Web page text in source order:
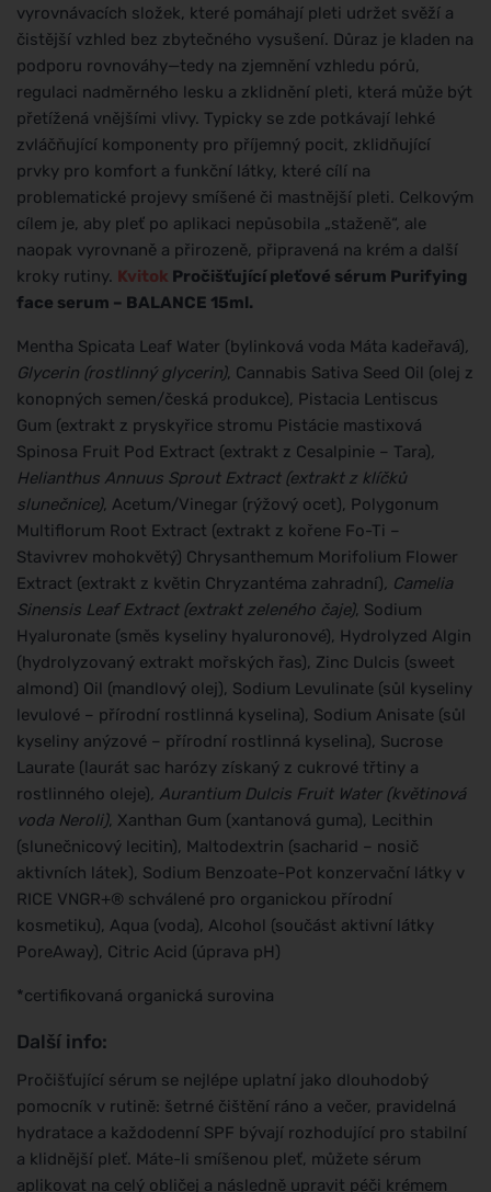
vyrovnávacích složek, které pomáhají pleti udržet svěží a
čistější vzhled bez zbytečného vysušení. Důraz je kladen na
podporu rovnováhy—tedy na zjemnění vzhledu pórů,
regulaci nadměrného lesku a zklidnění pleti, která může být
přetížená vnějšími vlivy. Typicky se zde potkávají lehké
zvláčňující komponenty pro příjemný pocit, zklidňující
prvky pro komfort a funkční látky, které cílí na
problematické projevy smíšené či mastnější pleti. Celkovým
cílem je, aby pleť po aplikaci nepůsobila „staženě“, ale
naopak vyrovnaně a přirozeně, připravená na krém a další
kroky rutiny. Kvitok Pročišťující pleťové sérum Purifying
face serum – BALANCE 15ml.
Mentha Spicata Leaf Water (bylinková voda Máta kadeřavá),
Glycerin (rostlinný glycerin), Cannabis Sativa Seed Oil (olej z
konopných semen/česká produkce), Pistacia Lentiscus
Gum (extrakt z pryskyřice stromu Pistácie mastixová
Spinosa Fruit Pod Extract (extrakt z Cesalpinie – Tara),
Helianthus Annuus Sprout Extract (extrakt z klíčků
slunečnice), Acetum/Vinegar (rýžový ocet), Polygonum
Multiflorum Root Extract (extrakt z kořene Fo-Ti –
Stavivrev mohokvětý) Chrysanthemum Morifolium Flower
Extract (extrakt z květin Chryzantéma zahradní), Camelia
Sinensis Leaf Extract (extrakt zeleného čaje), Sodium
Hyaluronate (směs kyseliny hyaluronové), Hydrolyzed Algin
(hydrolyzovaný extrakt mořských řas), Zinc Dulcis (sweet
almond) Oil (mandlový olej), Sodium Levulinate (sůl kyseliny
levulové – přírodní rostlinná kyselina), Sodium Anisate (sůl
kyseliny anýzové – přírodní rostlinná kyselina), Sucrose
Laurate (laurát sac harózy získaný z cukrové třtiny a
rostlinného oleje), Aurantium Dulcis Fruit Water (květinová
voda Neroli), Xanthan Gum (xantanová guma), Lecithin
(slunečnicový lecitin), Maltodextrin (sacharid – nosič
aktivních látek), Sodium Benzoate-Pot konzervační látky v
RICE VNGR+® schválené pro organickou přírodní
kosmetiku), Aqua (voda), Alcohol (součást aktivní látky
PoreAway), Citric Acid (úprava pH)
*certifikovaná organická surovina
Další info:
Pročišťující sérum se nejlépe uplatní jako dlouhodobý
pomocník v rutině: šetrné čištění ráno a večer, pravidelná
hydratace a každodenní SPF bývají rozhodující pro stabilní
a klidnější pleť. Máte-li smíšenou pleť, můžete sérum
aplikovat na celý obličej a následně upravit péči krémem